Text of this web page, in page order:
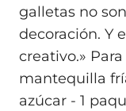
galletas no
decoración. Y
creativo.»
mantequilla
azúcar - 1